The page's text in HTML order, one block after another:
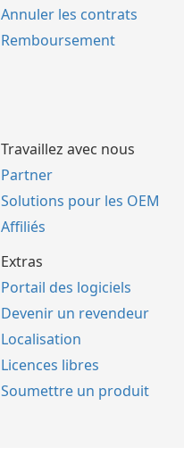
Annuler les contrats
Remboursement
Travaillez avec nous
Partner
Solutions pour les OEM
Affiliés
Extras
Portail des logiciels
Devenir un revendeur
Localisation
Licences libres
Soumettre un produit